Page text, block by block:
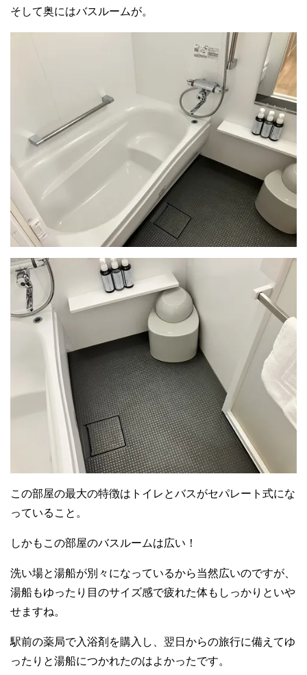
そして奥にはバスルームが。
この部屋の最大の特徴はトイレとバスがセパレート式にな
っていること。
しかもこの部屋のバスルームは広い！
洗い場と湯船が別々になっているから当然広いのですが、
湯船もゆったり目のサイズ感で疲れた体もしっかりといや
せますね。
駅前の薬局で入浴剤を購入し、翌日からの旅行に備えてゆ
ったりと湯船につかれたのはよかったです。